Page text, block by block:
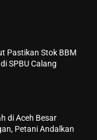
Pastikan Stok BBM
SPBU Calang
di Aceh Besar
Petani Andalkan